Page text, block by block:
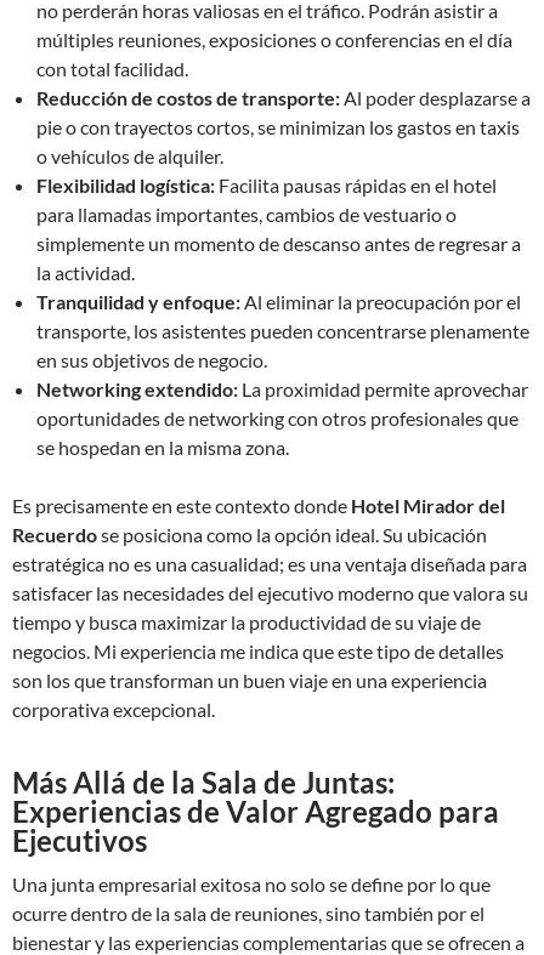
no perderán horas valiosas en el tráfico. Podrán asistir a
múltiples reuniones, exposiciones o conferencias en el día
con total facilidad.
Reducción de costos de transporte:Al poder desplazarse a
pie o con trayectos cortos, se minimizan los gastos en taxis
o vehículos de alquiler.
Flexibilidad logística: Facilita pausas rápidas en el hotel
para llamadas importantes, cambios de vestuario o
simplemente un momento de descanso antes de regresar a
la actividad.
Tranquilidad y enfoque:Al eliminar la preocupación por el
transporte, los asistentes pueden concentrarse plenamente
en sus objetivos de negocio.
Networking extendido: La proximidad permite aprovechar
oportunidades de networking con otros profesionales que
se hospedan en la misma zona.
Es precisamente en este contexto donde Hotel Mirador del
Recuerdose posiciona como la opción ideal. Su ubicación
estratégica no es una casualidad; es una ventaja diseñada para
satisfacer las necesidades del ejecutivo moderno que valora su
tiempo y busca maximizar la productividad de su viaje de
negocios. Mi experiencia me indica que este tipo de detalles
son los que transforman un buen viaje en una experiencia
corporativa excepcional.
Más Allá de la Sala de Juntas:
Experiencias de Valor Agregado para
Ejecutivos
Una junta empresarial exitosa no solo se define por lo que
ocurre dentro de la sala de reuniones, sino también por el
bienestar y las experiencias complementarias que se ofrecen a